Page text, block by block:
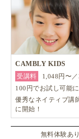
CAMBLY KIDS
受講料
1,048円〜
100円でお試し可能に
優秀なネイティブ講
に開始！
無料体験あり